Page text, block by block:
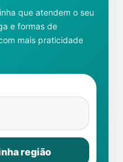
que atendem o seu
e formas de
mais praticidade
região